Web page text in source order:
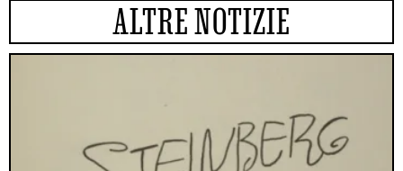
ALTRE NOTIZIE